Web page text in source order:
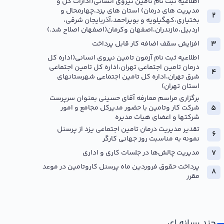
ثبت نام آزمون خدمتگزار استان تهران
8 بهمن 1404
افزایش سقف اضافه کار قابل پرداخت
2 تیر 1405
مدیریت های درمان) استان های یزد،چهارمحال و
بختیاری،کهگیلویه و بویراحمد،آذربایجان شرقی،
اردبیل،مازندران،اصفهان وکرمان(اصفهان اصلاح شد.)
افزایش سقف اضافه کار قابل پرداخت
اطلاعیه ثبت نام آزمون تامین نیروی انسانی(اداره کل
درمان تامین اجتماعی تهران،اداره کل تامین اجتماعی
شرق تهران،اداره کل تامین اجتماعی شهرستانهای
استان تهران)
برگزاری مراسم معارفه آقای حسینی بعنوان سرپرست
شرکت کار وتامین با حضور مدیرکل مجامع و امور
شرکتها و اعضای هیات مدیره
تقدیر مدیریت درمان تامین اجتماعی یزد از پرسنل
نمونه به مناسبت روز جهانی کارگر
مدیریت چالش‌ها در جلسات کاری و اداری
پرداخت حقوق فروردین ماه پرسنل کاروتامین در موعد
مقرر